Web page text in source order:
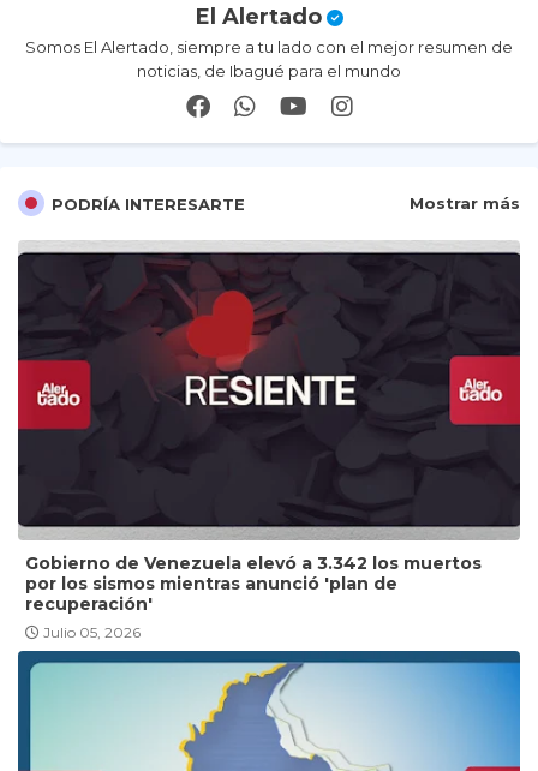
El Alertado
Somos El Alertado, siempre a tu lado con el mejor resumen de
noticias, de Ibagué para el mundo
PODRÍA INTERESARTE Mostrar más
Gobierno de Venezuela elevó a 3.342 los muertos
por los sismos mientras anunció 'plan de
recuperación'
Julio 05, 2026